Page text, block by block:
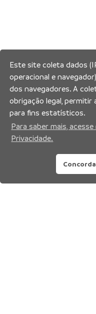
Este site coleta dados
operacional e
dos navegadores. A
obrigação legal, permitir
para fins estatísticos.
Para saber mais,
Privacidade.